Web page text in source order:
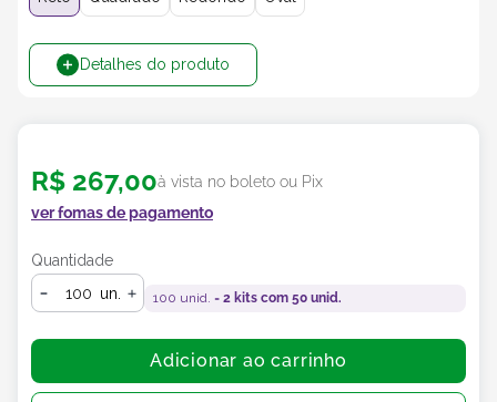
Detalhes do produto
R$ 267,00à vista no boleto ou Pix
ver fomas de pagamento
Quantidade
un.
100 unid. = 2 kits com 50 unid.
Adicionar ao carrinho